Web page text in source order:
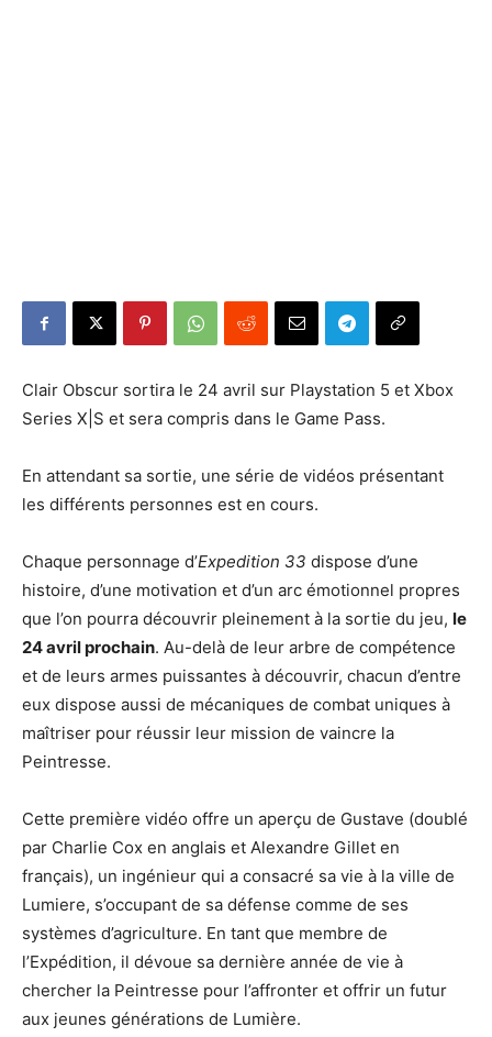
Clair Obscur sortira le 24 avril sur Playstation 5 et Xbox
Series X|S et sera compris dans le Game Pass.
En attendant sa sortie, une série de vidéos présentant
les différents personnes est en cours.
Chaque personnage d’Expedition 33 dispose d’une
histoire, d’une motivation et d’un arc émotionnel propres
que l’on pourra découvrir pleinement à la sortie du jeu, le
24 avril prochain. Au-delà de leur arbre de compétence
et de leurs armes puissantes à découvrir, chacun d’entre
eux dispose aussi de mécaniques de combat uniques à
maîtriser pour réussir leur mission de vaincre la
Peintresse.
Cette première vidéo offre un aperçu de Gustave (doublé
par Charlie Cox en anglais et Alexandre Gillet en
français), un ingénieur qui a consacré sa vie à la ville de
Lumiere, s’occupant de sa défense comme de ses
systèmes d’agriculture. En tant que membre de
l’Expédition, il dévoue sa dernière année de vie à
chercher la Peintresse pour l’affronter et offrir un futur
aux jeunes générations de Lumière.